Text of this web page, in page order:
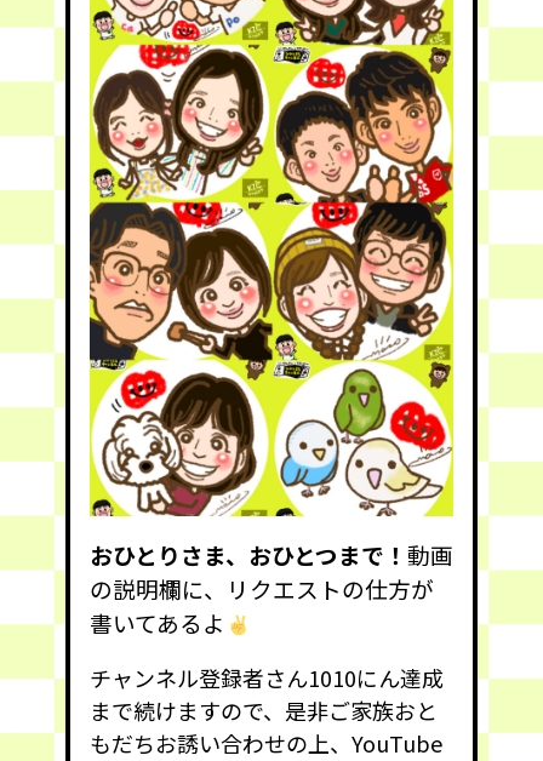
おひとりさま、おひとつまで！ 動画
の説明欄に、リクエストの仕方が
書いてあるよ
チャンネル登録者さん1010にん達成
まで続けますので、是非ご家族おと
もだちお誘い合わせの上、YouTube